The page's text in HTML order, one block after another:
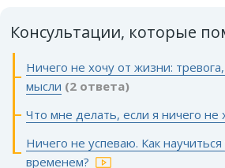
Консультации, которые
Ничего не хочу от жизни:
мысли (2 ответа)
Что мне делать, если я ничего не
Ничего не успеваю. Как научиться
временем?